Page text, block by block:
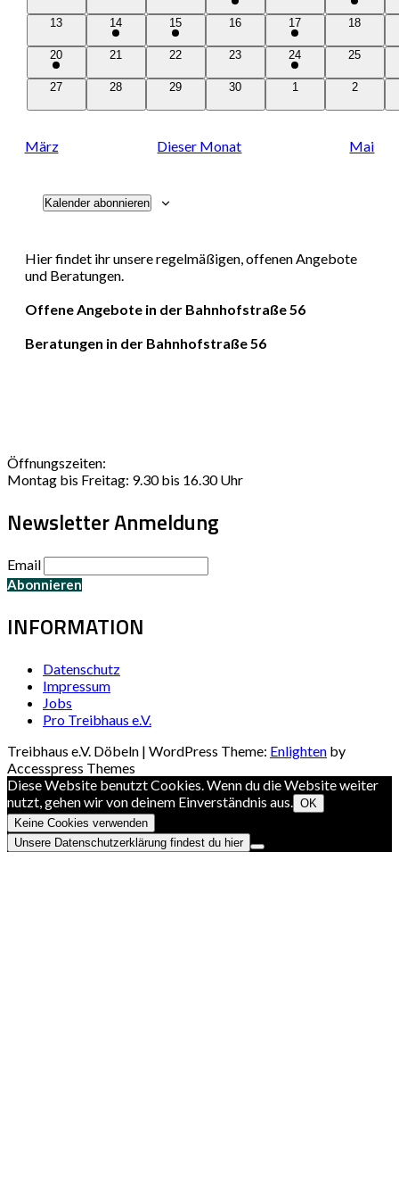
VeranstaltungenVeranstaltungVeranstaltungen
0
Veranstaltungen
13
1
Veranstaltung
14
1
Veranstaltung
15
0
Veranstaltungen
16
1
Veranstaltung
17
018
1
Veranstaltung
20
0
21
0
22
0
Veranstaltungen
23
1
Veranstaltung
24
0
25
0
27
0
28
0
29
0
30
01
0
2
März Dieser Monat Mai
Kalender abonnieren
Hier findet ihr unsere regelmäßigen, offenen Angebote
und Beratungen.
Offene Angebote in der Bahnhofstraße 56
Beratungen in der Bahnhofstraße 56
Öffnungszeiten:
Montag bis Freitag: 9.30 bis 16.30 Uhr
Newsletter Anmeldung
Email
INFORMATION
Datenschutz
Impressum
Jobs
Pro Treibhaus e.V.
Treibhaus e.V. Döbeln | WordPress Theme: Enlighten by
Accesspress Themes
Diese Website benutzt Cookies. Wenn du die Website weiter
nutzt, gehen wir von deinem Einverständnis aus.
OK
Keine Cookies verwenden
Unsere Datenschutzerklärung findest du hier